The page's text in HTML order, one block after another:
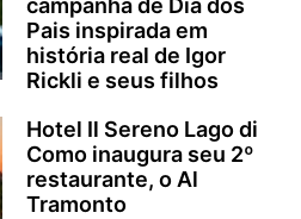
campanha de Dia dos
Pais inspirada em
história real de Igor
Rickli e seus filhos
Hotel Il Sereno Lago di
Como inaugura seu 2º
restaurante, o Al
Tramonto